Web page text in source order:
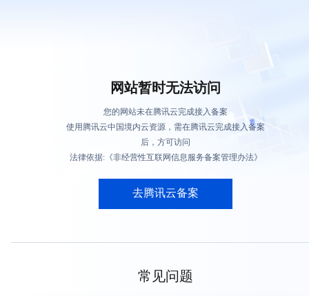
网站暂时无法访问
您的网站未在腾讯云完成接入备案
使用腾讯云中国境内云资源，需在腾讯云完成接入备案
后，方可访问
法律依据:《非经营性互联网信息服务备案管理办法》
去腾讯云备案
常见问题